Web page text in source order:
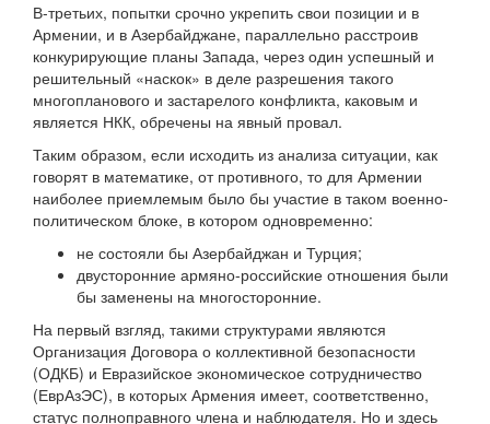
В-третьих, попытки срочно укрепить свои позиции и в
Армении, и в Азербайджане, параллельно расстроив
конкурирующие планы Запада, через один успешный и
решительный «наскок» в деле разрешения такого
многопланового и застарелого конфликта, каковым и
является НКК, обречены на явный провал.
Таким образом, если исходить из анализа ситуации, как
говорят в математике, от противного, то для Армении
наиболее приемлемым было бы участие в таком военно-
политическом блоке, в котором одновременно:
не состояли бы Азербайджан и Турция;
двусторонние армяно-российские отношения были
бы заменены на многосторонние.
На первый взгляд, такими структурами являются
Организация Договора о коллективной безопасности
(ОДКБ) и Евразийское экономическое сотрудничество
(ЕврАзЭС), в которых Армения имеет, соответственно,
статус полноправного члена и наблюдателя. Но и здесь